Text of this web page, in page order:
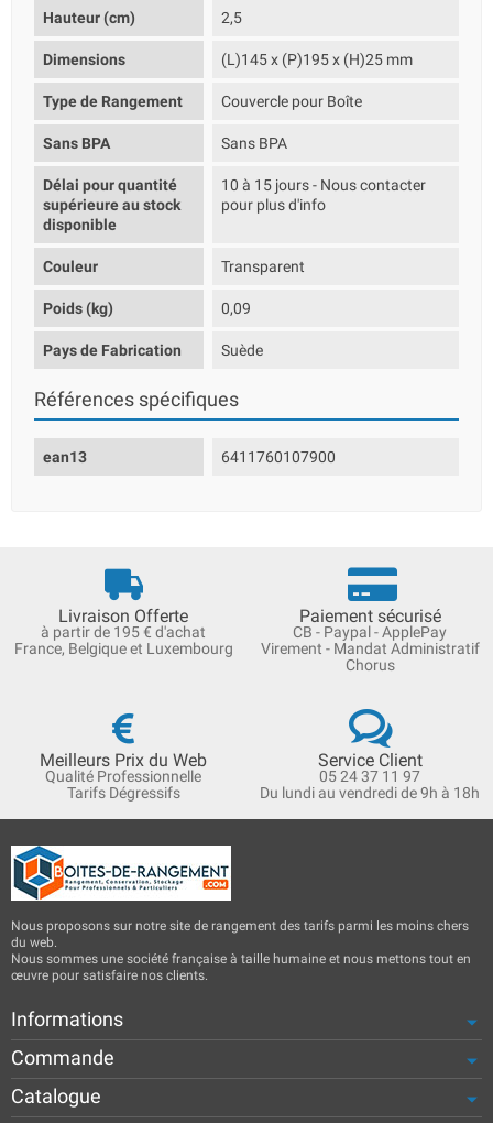
Hauteur (cm) 2,5
Dimensions (L)145 x (P)195 x (H)25 mm
Type de Rangement Couvercle pour Boîte
Sans BPA Sans BPA
Délai pour quantité
supérieure au stock
disponible
10 à 15 jours - Nous contacter
pour plus d'info
Couleur Transparent
Poids (kg) 0,09
Pays de Fabrication Suède
Références spécifiques
ean13 6411760107900
Livraison Offerte
à partir de 195 € d'achat
France, Belgique et Luxembourg
Paiement sécurisé
CB - Paypal - ApplePay
Virement - Mandat Administratif
Chorus
Meilleurs Prix du Web
Qualité Professionnelle
Tarifs Dégressifs
Service Client
05 24 37 11 97
Du lundi au vendredi de 9h à 18h
Nous proposons sur notre site de rangement des tarifs parmi les moins chers
du web.
Nous sommes une société française à taille humaine et nous mettons tout en
œuvre pour satisfaire nos clients.
Informations
Commande
Catalogue